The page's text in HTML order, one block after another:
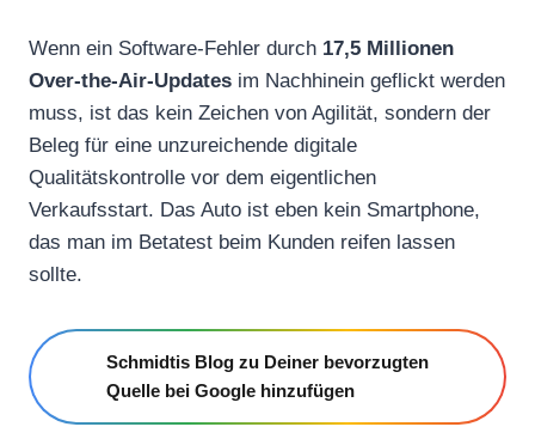
Wenn ein Software-Fehler durch 17,5 Millionen
Over-the-Air-Updates im Nachhinein geflickt werden
muss, ist das kein Zeichen von Agilität, sondern der
Beleg für eine unzureichende digitale
Qualitätskontrolle vor dem eigentlichen
Verkaufsstart. Das Auto ist eben kein Smartphone,
das man im Betatest beim Kunden reifen lassen
sollte.
Schmidtis Blog zu Deiner bevorzugten
Quelle bei Google hinzufügen